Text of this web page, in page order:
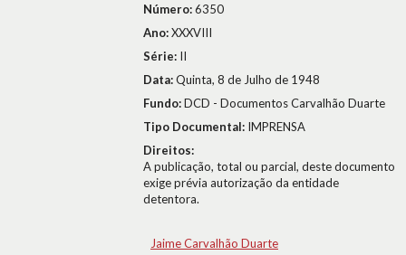
Número:6350
Ano:XXXVIII
Série: II
Data:Quinta, 8 de Julho de 1948
Fundo:DCD - Documentos Carvalhão Duarte
Tipo Documental: IMPRENSA
Direitos:
A publicação, total ou parcial, deste documento
exige prévia autorização da entidade
detentora.
Jaime Carvalhão Duarte